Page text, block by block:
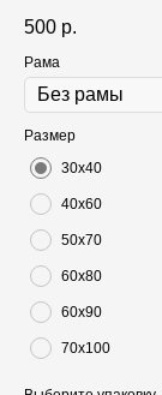
500 р.
Рама
Размер
30х40
40х60
50х70
60х80
60х90
70х100